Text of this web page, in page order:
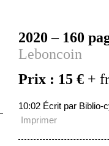
2020 – 160
Leboncoin
Prix : 15 €+
10:02 Écrit par Biblio-
Imprimer